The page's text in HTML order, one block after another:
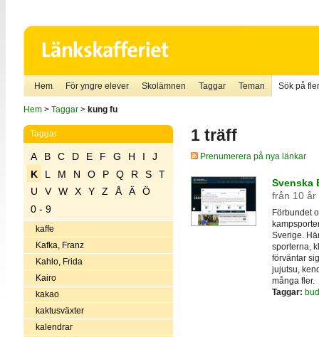
Hem För yngre elever Skolämnen Taggar Teman Sök på
Hem> Taggar> kung fu
Taggar
A B C D E F G H I
J
K
L M N O P Q R S
T
U
V W X Y Z Å Ä
Ö
0 - 9
kaffe
Kafka, Franz
Kahlo, Frida
Kairo
kakao
kaktusväxter
kalendrar
1 träff
Prenumerera på nya länkar
Svenska
från 10 år
Förbundet
Sverige.
sporterna,
förväntar
jujutsu,
många fler.
Taggar: